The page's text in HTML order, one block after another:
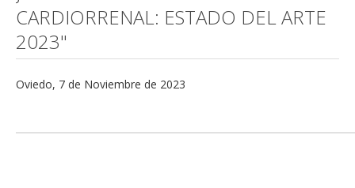
CARDIORRENAL: ESTADO DEL ARTE
2023"
Oviedo, 7 de Noviembre de 2023